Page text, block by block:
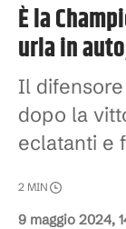
È la
urla in
Il
dopo la
eclatanti e
9 maggio 2024,
2 MIN